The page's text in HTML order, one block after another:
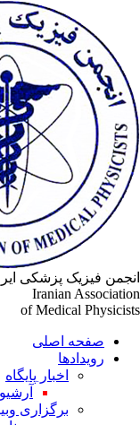
فیزیک پزشکی
Iranian
of Medical
صفحه اصلی
رویدادها
اخبار پایگاه
آرشیو
برگزاری